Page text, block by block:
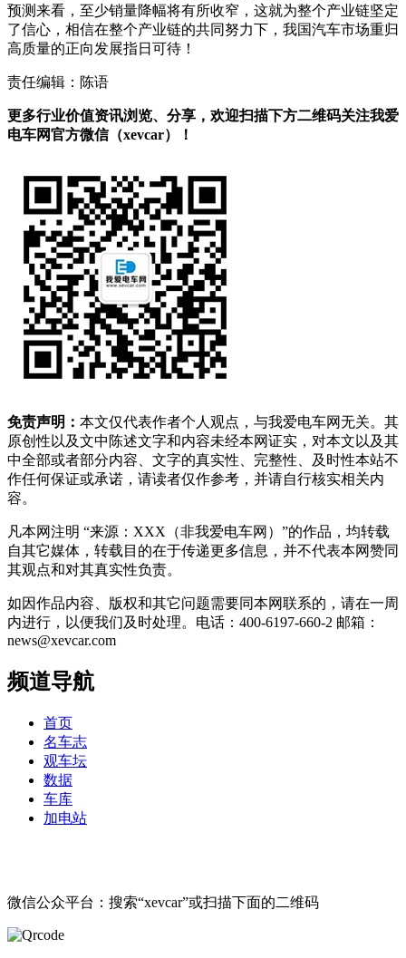
预测来看，至少销量降幅将有所收窄，这就为整个产业链坚定
了信心，相信在整个产业链的共同努力下，我国汽车市场重归
高质量的正向发展指日可待！
责任编辑：陈语
更多行业价值资讯浏览、分享，欢迎扫描下方二维码关注我爱
电车网官方微信（xevcar）！
免责声明： 本文仅代表作者个人观点，与我爱电车网无关。其
原创性以及文中陈述文字和内容未经本网证实，对本文以及其
中全部或者部分内容、文字的真实性、完整性、及时性本站不
作任何保证或承诺，请读者仅作参考，并请自行核实相关内
容。
凡本网注明 “来源：XXX（非我爱电车网）”的作品，均转载
自其它媒体，转载目的在于传递更多信息，并不代表本网赞同
其观点和对其真实性负责。
如因作品内容、版权和其它问题需要同本网联系的，请在一周
内进行，以便我们及时处理。电话：400-6197-660-2 邮箱：
news@xevcar.com
频道导航
首页
名车志
观车坛
数据
车库
加电站
微信公众平台：搜索“xevcar”或扫描下面的二维码